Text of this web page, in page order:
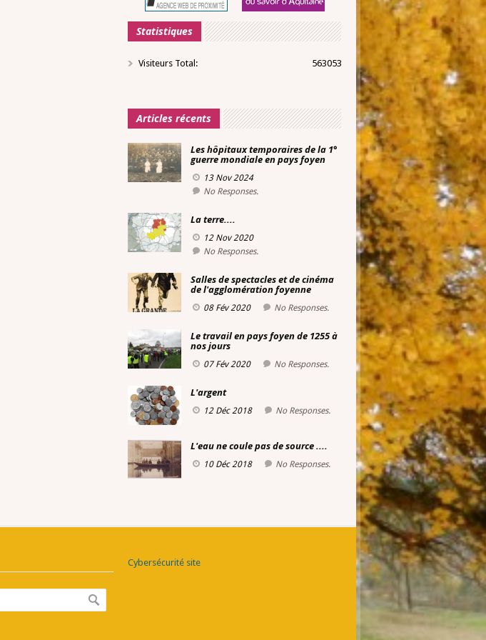
Statistiques
563053
Visiteurs Total:
Articles récents
Les hôpitaux temporaires de la 1°
guerre mondiale en pays foyen
13 Nov 2024
No Responses.
La terre....
12 Nov 2020
No Responses.
Salles de spectacles et de cinéma
de l'agglomération foyenne
08 Fév 2020 No Responses.
Le travail en pays foyen de 1255 à
nos jours
07 Fév 2020 No Responses.
L'argent
12 Déc 2018 No Responses.
L'eau ne coule pas de source ....
10 Déc 2018 No Responses.
Cybersécurité site